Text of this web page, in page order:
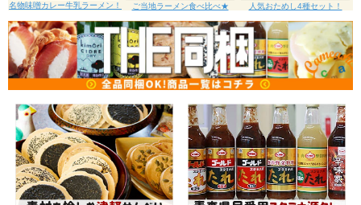
名物味噌カレー牛乳ラーメン！ ご当地ラーメン食べ比べ★ 人気おためし4種セット！